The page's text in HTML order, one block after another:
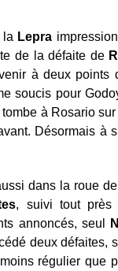
la Lepra
de la défaite de
à deux points
soucis pour
à Rosario
Désormais à
dans la roue de
, suivi tout près
annoncés, seul
deux défaites,
moins régulier que